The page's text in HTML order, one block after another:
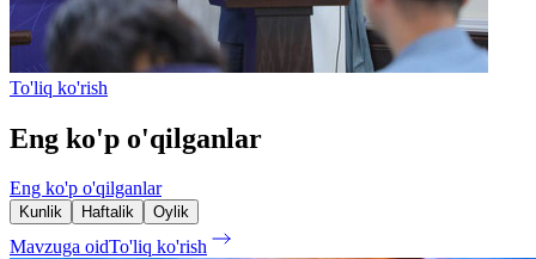
To'liq ko'rish
Eng ko'p o'qilganlar
Eng ko'p o'qilganlar
Kunlik Haftalik Oylik
Mavzuga oidTo'liq ko'rish